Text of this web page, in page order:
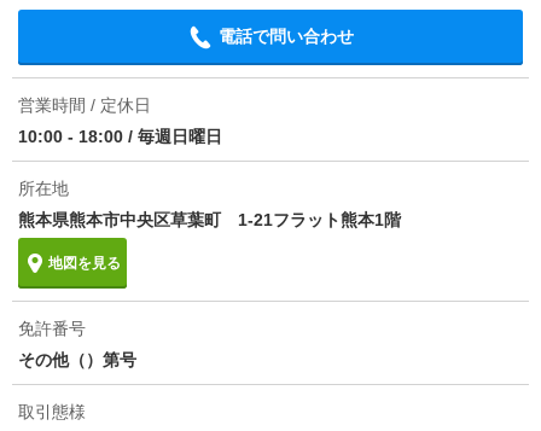
電話で問い合わせ
営業時間 / 定休日
10:00 - 18:00 / 毎週日曜日
所在地
熊本県熊本市中央区草葉町 1-21フラット熊本1階
地図を見る
免許番号
その他（）第号
取引態様